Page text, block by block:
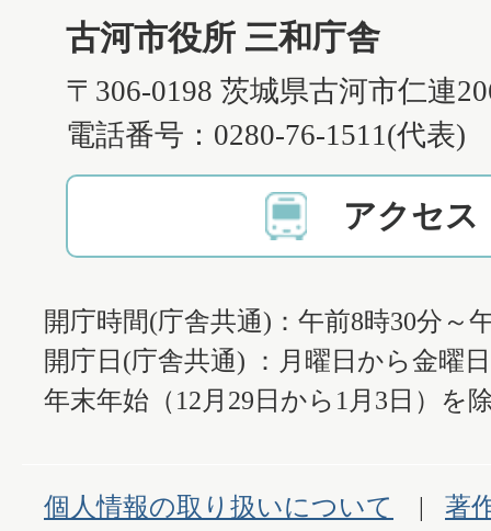
古河市役所 三和庁舎
〒306-0198 茨城県古河市仁連
電話番号：0280-76-1511(代表)
アクセス
開庁時間(庁舎共通)：午前8時30分～
開庁日(庁舎共通) ：月曜日から金曜
年末年始（12月29日から1月3日）を
個人情報の取り扱いについて
著